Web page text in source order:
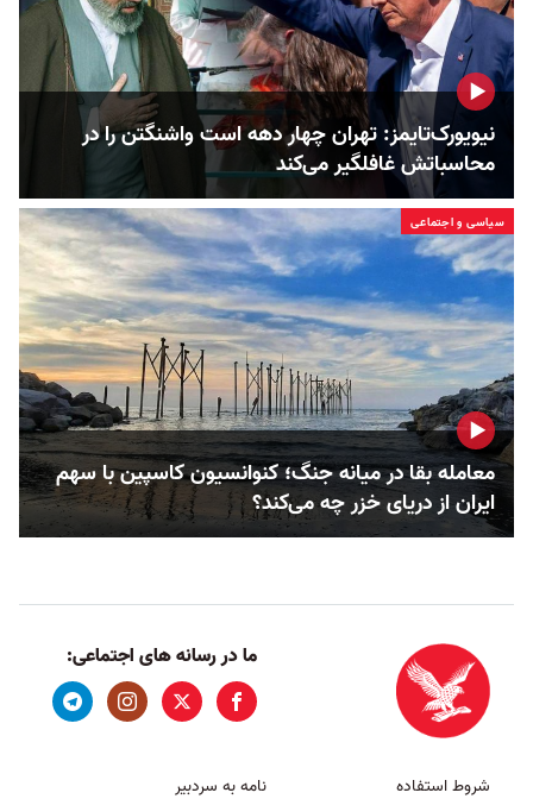
نیویورک‌تایمز: تهران چهار دهه است واشنگتن را در
محاسباتش غافلگیر می‌کند
سیاسی و اجتماعی
معامله بقا در میانه جنگ؛ کنوانسیون کاسپین با سهم
ایران از دریای خزر چه می‌کند؟
ما در رسانه های اجتماعی:
شروط استفاده نامه به سردبیر